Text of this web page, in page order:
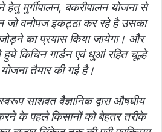
मुर्गीपालन, बकरीपालन योजना से
जो वनोपज इकट्ठा कर रहे है उसका
का प्रयास किया जायेगा। और
किचिन गार्डन एवं धुआं रहित चूल्हे
तैयार की गई है।
साशवत वैज्ञानिक द्वारा औषधीय
के पहले किसानों को बेहतर तरीके